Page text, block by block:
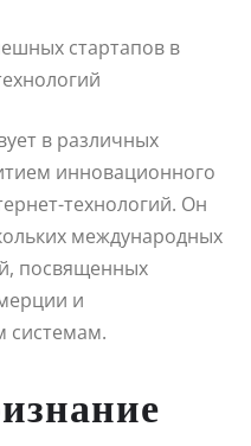
стартапов в
в различных
инновационного
технологий. Он
международных
посвященных
и
системам.